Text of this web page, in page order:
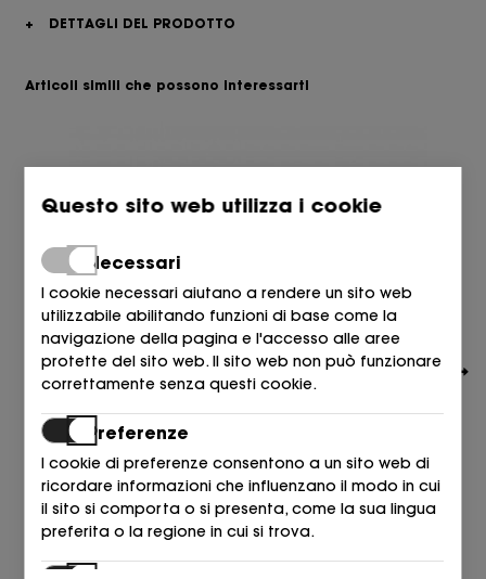
+
DETTAGLI DEL PRODOTTO
Articoli simili che possono interessarti
TOMMY HILFIGER
SANDALIA CROCHET BEIGE+AZUL DW6 SPACE BLUE
99,90
Questo sito web utilizza i cookie
Necessari
I cookie necessari aiutano a rendere un sito web
utilizzabile abilitando funzioni di base come la
navigazione della pagina e l'accesso alle aree
protette del sito web. Il sito web non può funzionare
correttamente senza questi cookie.
Preferenze
I cookie di preferenze consentono a un sito web di
ricordare informazioni che influenzano il modo in cui
il sito si comporta o si presenta, come la sua lingua
preferita o la regione in cui si trova.